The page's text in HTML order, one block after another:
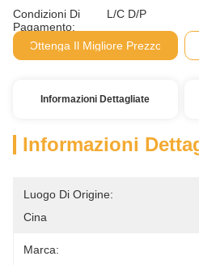
Condizioni Di
Pagamento:
L/C D/P
Ottenga Il Migliore Prezzo
Informazioni Dettagliate
Informazioni
Luogo Di Origine:
Cina
Marca: